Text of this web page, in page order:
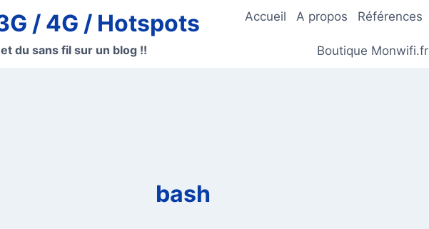
/ 4G / Hotspots
du sans fil sur un blog !!
Accueil A propos Références
Boutique Monwifi.fr
bash